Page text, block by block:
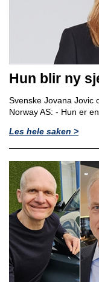
Hun blir ny
Svenske Jovana Jovic
Norway AS: - Hun er
Les hele saken >